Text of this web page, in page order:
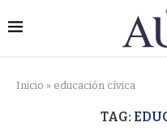
Inicio » educación cívica
TAG: